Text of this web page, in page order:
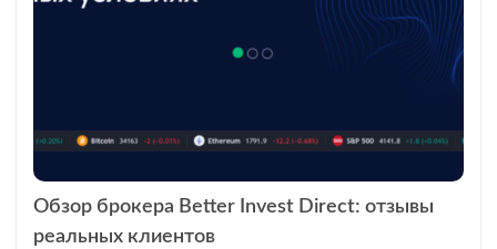
Обзор брокера Better Invest Direct: отзывы
реальных клиентов